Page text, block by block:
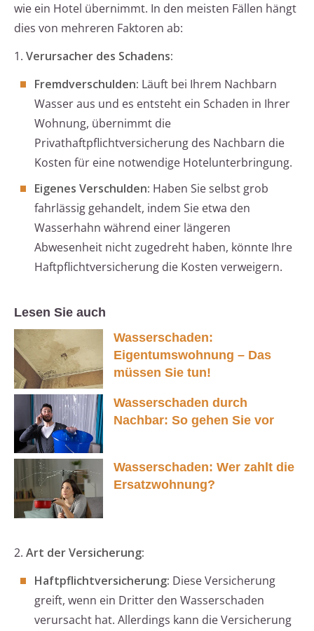
wie ein Hotel übernimmt. In den meisten Fällen hängt
dies von mehreren Faktoren ab:
1. Verursacher des Schadens:
Fremdverschulden: Läuft bei Ihrem Nachbarn
Wasser aus und es entsteht ein Schaden in Ihrer
Wohnung, übernimmt die
Privathaftpflichtversicherung des Nachbarn die
Kosten für eine notwendige Hotelunterbringung.
Eigenes Verschulden: Haben Sie selbst grob
fahrlässig gehandelt, indem Sie etwa den
Wasserhahn während einer längeren
Abwesenheit nicht zugedreht haben, könnte Ihre
Haftpflichtversicherung die Kosten verweigern.
Lesen Sie auch
Wasserschaden:
Eigentumswohnung – Das
müssen Sie tun!
Wasserschaden durch
Nachbar: So gehen Sie vor
Wasserschaden: Wer zahlt die
Ersatzwohnung?
2. Art der Versicherung:
Haftpflichtversicherung: Diese Versicherung
greift, wenn ein Dritter den Wasserschaden
verursacht hat. Allerdings kann die Versicherung